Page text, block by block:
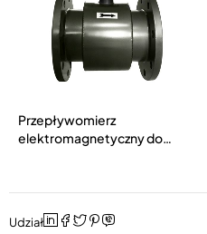
Przepływomierz
elektromagnetyczny do
Udział